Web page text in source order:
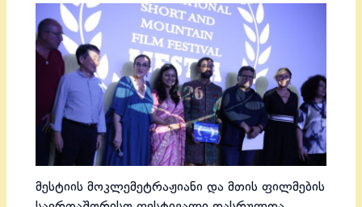
მესტიის მოკლემეტრაჟიანი და მთის ფილმების